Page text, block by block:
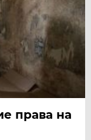
права на